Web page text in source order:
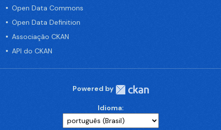
Open Data Commons
Open Data Definition
Associação CKAN
API do CKAN
Powered by
Idioma